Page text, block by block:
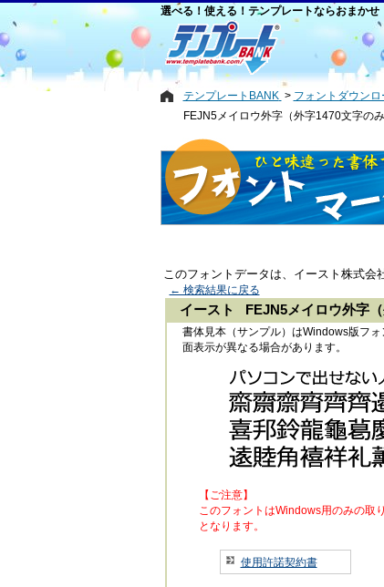
選べる！使える！テンプレートならおまかせ
テンプレートBANK
フォントダウン
FEJN5メイロウ外字（外字1470文字の
このフォントデータは、イースト株式会
← 検索結果に戻る
イースト FEJN5メイロウ外字（
書体見本（サンプル）はWindows版フ
面表示が異なる場合があります。
【ご注意】
このフォントはWindows用のみの取
となります。
使用許諾契約書